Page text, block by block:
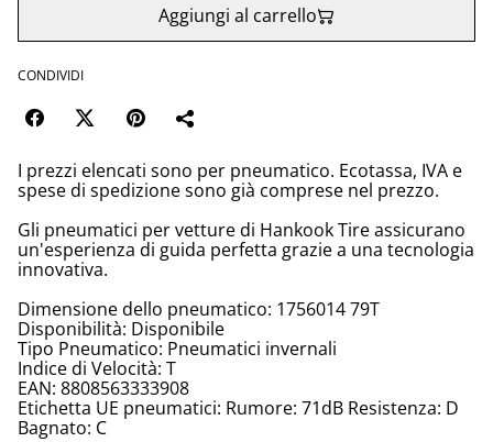
Aggiungi al carrello
CONDIVIDI
I prezzi elencati sono per pneumatico. Ecotassa, IVA e
spese di spedizione sono già comprese nel prezzo.
Gli pneumatici per vetture di Hankook Tire assicurano
un'esperienza di guida perfetta grazie a una tecnologia
innovativa.
Dimensione dello pneumatico: 1756014 79T
Disponibilità: Disponibile
Tipo Pneumatico: Pneumatici invernali
Indice di Velocità: T
EAN: 8808563333908
Etichetta UE pneumatici: Rumore: 71dB Resistenza: D
Bagnato: C